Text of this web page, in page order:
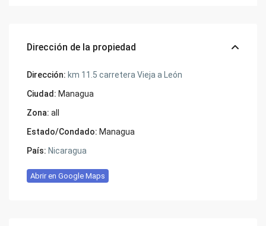
Dirección de la propiedad
Dirección: km 11.5 carretera Vieja a León
Ciudad: Managua
Zona: all
Estado/Condado: Managua
País: Nicaragua
Abrir en Google Maps